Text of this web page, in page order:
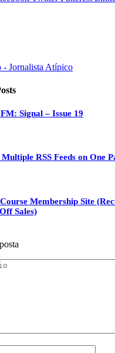
Jornalista Atípico
Signal – Issue 19
RSS Feeds on One
Membership Site
Sales)